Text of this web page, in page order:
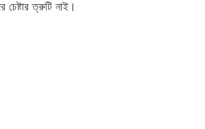
চেষ্টার ত্রুটি নাই।